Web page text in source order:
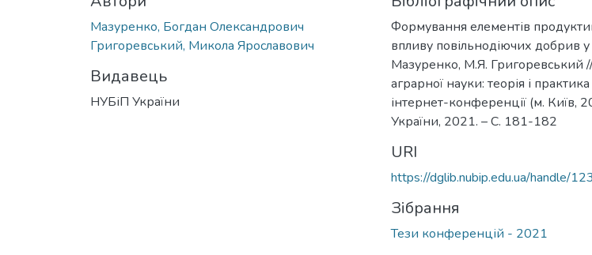
Мазуренко, Богдан Олександрович
Григоревський, Микола Ярославович
Видавець
НУБіП України
Формування елементів
впливу повільнодіючих добрив
Мазуренко, М.Я. Григоревський //
аграрної науки: теорія і
інтернет-конференції (м.
України, 2021. – С. 181-182
URI
https://dglib.nubip.edu.ua/handle/
Зібрання
Тези конференцій - 2021